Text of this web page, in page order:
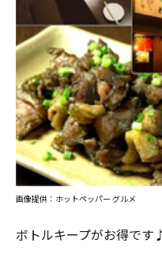
ボトルキープがお得です
画像提供：ホットペッパー グルメ